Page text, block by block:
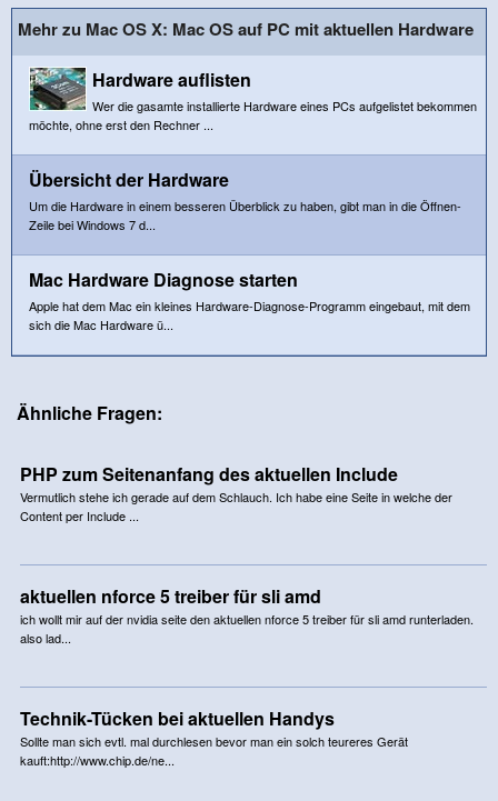
Mehr zu Mac OS X: Mac OS auf PC mit aktuellen Hardware
Hardware auflisten
Wer die gasamte installierte Hardware eines PCs aufgelistet bekommen
möchte, ohne erst den Rechner ...
Übersicht der Hardware
Um die Hardware in einem besseren Überblick zu haben, gibt man in die Öffnen-
Zeile bei Windows 7 d...
Mac Hardware Diagnose starten
Apple hat dem Mac ein kleines Hardware-Diagnose-Programm eingebaut, mit dem
sich die Mac Hardware ü...
Ähnliche Fragen:
PHP zum Seitenanfang des aktuellen Include
Vermutlich stehe ich gerade auf dem Schlauch. Ich habe eine Seite in welche der
Content per Include ...
aktuellen nforce 5 treiber für sli amd
ich wollt mir auf der nvidia seite den aktuellen nforce 5 treiber für sli amd runterladen.
also lad...
Technik-Tücken bei aktuellen Handys
Sollte man sich evtl. mal durchlesen bevor man ein solch teureres Gerät
kauft:http://www.chip.de/ne...